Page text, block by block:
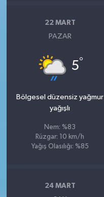
22 MART
PAZAR
5°
Bölgesel düzensiz yağmur
yağışlı
Nem: %83
Rüzgar: 10 km/h
Yağış Olasılığı: %85
24 MART